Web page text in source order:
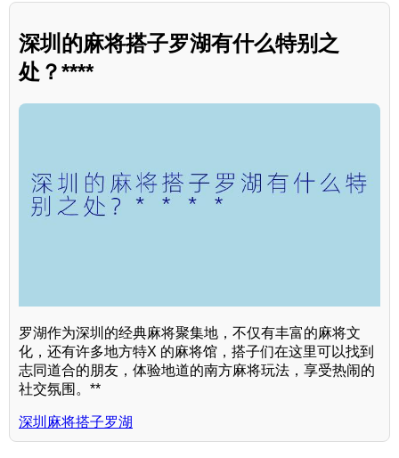
深圳的麻将搭子罗湖有什么特别之
处？****
罗湖作为深圳的经典麻将聚集地，不仅有丰富的麻将文
化，还有许多地方特X 的麻将馆，搭子们在这里可以找到
志同道合的朋友，体验地道的南方麻将玩法，享受热闹的
社交氛围。**
深圳麻将搭子罗湖